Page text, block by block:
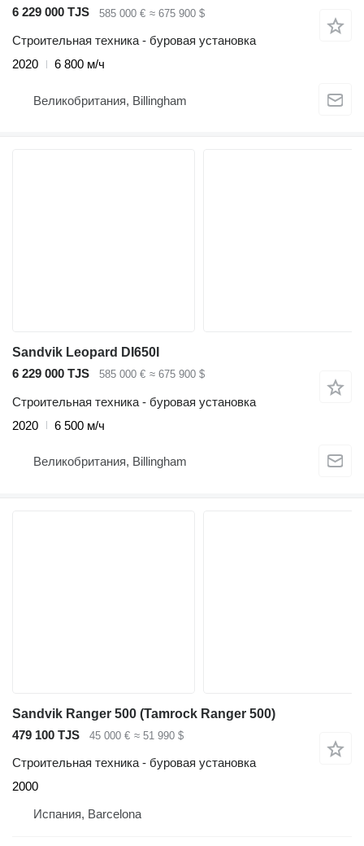
6 229 000 TJS 585 000 € ≈ 675 900 $
Строительная техника - буровая установка
2020
6 800 м/ч
Великобритания, Billingham
Sandvik Leopard DI650I
6 229 000 TJS
585 000 € ≈ 675 900 $
Строительная техника - буровая установка
2020
6 500 м/ч
Великобритания, Billingham
Sandvik Ranger 500 (Tamrock Ranger 500)
479 100 TJS
45 000 € ≈ 51 990 $
Строительная техника - буровая установка
2000
Испания, Barcelona